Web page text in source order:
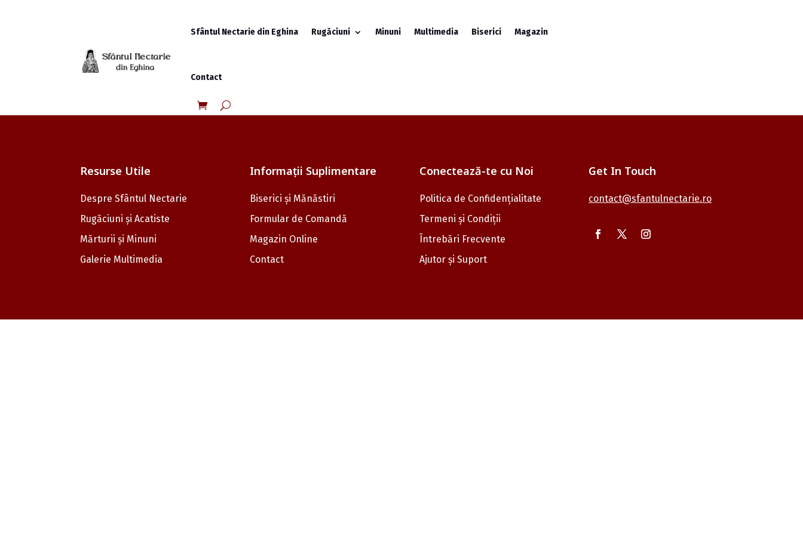
Sfântul Nectarie din Eghina Rugăciuni Minuni Multimedia Biserici Magazin
Contact
Resurse Utile
Despre Sfântul Nectarie
Rugăciuni și Acatiste
Mărturii și Minuni
Galerie Multimedia
Informații Suplimentare
Biserici și Mănăstiri
Formular de Comandă
Magazin Online
Contact
Conectează-te cu Noi
Politica de Confidențialitate
Termeni și Condiții
Întrebări Frecvente
Ajutor și Suport
Get In Touch
contact@sfantulnectarie.ro